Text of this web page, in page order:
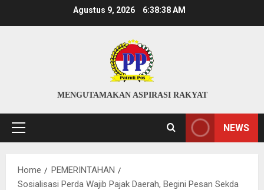
Agustus 9, 2026 6:38:39 AM
MENGUTAMAKAN ASPIRASI RAKYAT
Primary
NEWS
Home
PEMERINTAHAN
Sosialisasi Perda Wajib Pajak Daerah, Begini Pesan Sekda